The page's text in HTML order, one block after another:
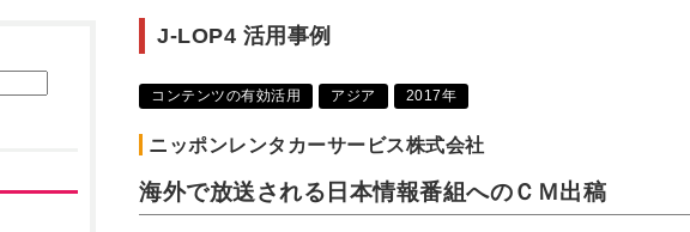
J-LOP4 活用事例
コンテンツの有効活用 アジア 2017年
ニッポンレンタカーサービス株式会社
海外で放送される日本情報番組へのＣＭ出稿